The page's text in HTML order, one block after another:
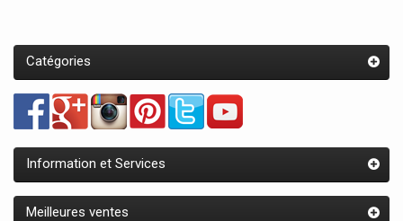
Catégories
Information et Services
Meilleures ventes